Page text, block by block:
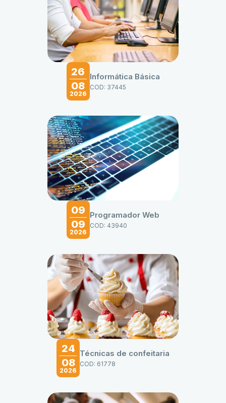
26
08
2026
Informática Básica
COD: 37445
09
09
2026
Programador Web
COD: 43940
24
08
2026
Técnicas de confeitaria
COD: 61778